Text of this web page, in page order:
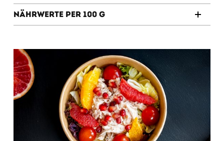
VIDEOS
Nährwerte per 100 g